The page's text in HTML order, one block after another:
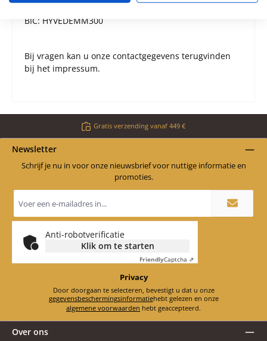
BIC: HYVEDEMM300
Bij vragen kan u onze contactgegevens terugvinden
bij het impressum.
Gratis verzending vanaf 449 €
Newsletter
Schrijf je nu in voor onze nieuwsbrief voor nuttige informatie en
promoties.
mailadres
*
Anti-robotverificatie
Klik om te starten
FriendlyCaptcha ⇗
Privacy
Door doorgaan te selecteren, bevestigt u dat u onze
gegevensbeschermingsinformatie
hebt gelezen en onze
algemene voorwaarden hebt geaccepteerd.
Over ons